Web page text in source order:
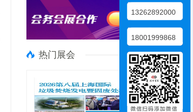
热门展会
13262892000
18001999868